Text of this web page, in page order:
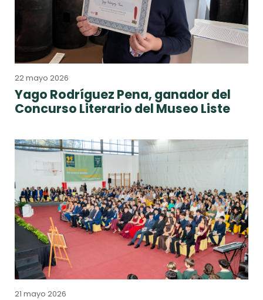
22 mayo 2026
Yago Rodríguez Pena, ganador del
Concurso Literario del Museo Liste
21 mayo 2026